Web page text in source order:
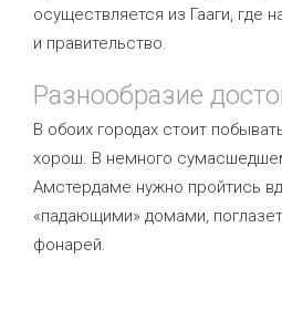
осуществляется из Гааги, где
и правительство.
Разнообразие
В обоих городах стоит
хорош. В немного
Амстердаме нужно пройтись
«падающими» домами,
фонарей.